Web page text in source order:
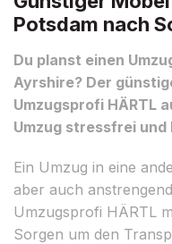
Potsdam nach
Du planst einen
Ayrshire? Der
Umzugsprofi HÄRTL
Umzug stressfrei und
Ein Umzug in eine
aber auch
Umzugsprofi HÄRTL
Sorgen um den